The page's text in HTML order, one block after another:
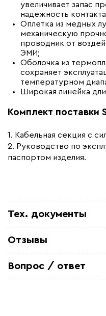
увеличивает запас
надежность
Оплетка из медных
механическую
проводник от
ЭМИ;
Оболочка из
сохраняет
температурном
Широкая линейка
Комплект поставки
1. Кабельная секция с
2. Руководство по
паспортом изделия.
Тех. документы
Декларация
Сертификат
Отзывы
ТСЖ 15/43 Закупали
коммуникаций. Все
устроило
Вопрос / ответ